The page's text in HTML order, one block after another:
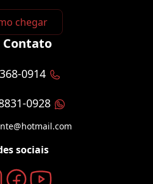
chegar
Contato
0914
0928
sociais